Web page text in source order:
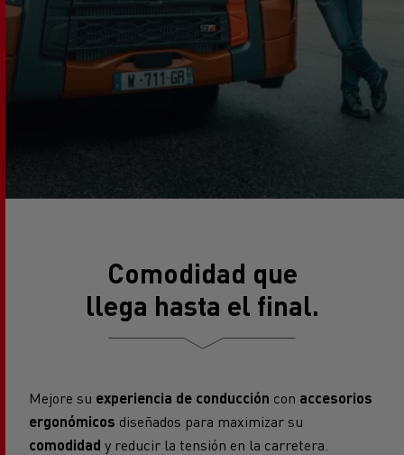
Comodidad que
llega hasta el final.
Mejore su experiencia de conducción con accesorios
ergonómicos diseñados para maximizar su
comodidad y reducir la tensión en la carretera.